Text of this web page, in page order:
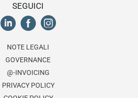
SEGUICI
NOTE LEGALI
GOVERNANCE
@-INVOICING
PRIVACY POLICY